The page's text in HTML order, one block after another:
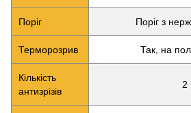
Поріг Поріг з
Терморозрив Так, на
Кількість
антизрізів
2